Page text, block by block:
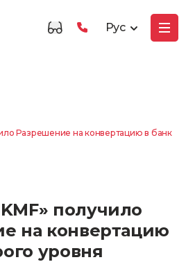
Рус
Разрешение на конвертацию в банк
получило
на конвертацию
уровня